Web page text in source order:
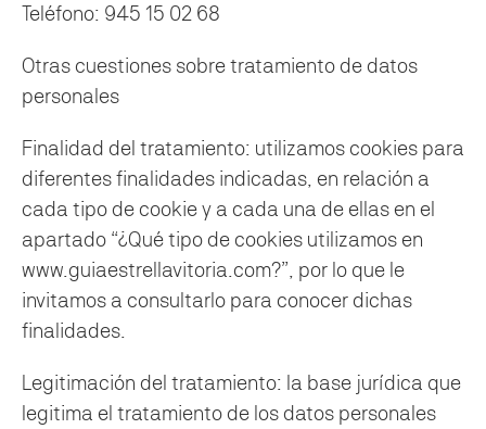
Teléfono: 945 15 02 68
Otras cuestiones sobre tratamiento de datos
personales
Finalidad del tratamiento: utilizamos cookies para
diferentes finalidades indicadas, en relación a
cada tipo de cookie y a cada una de ellas en el
apartado “¿Qué tipo de cookies utilizamos en
www.guiaestrellavitoria.com?”, por lo que le
invitamos a consultarlo para conocer dichas
finalidades.
Legitimación del tratamiento: la base jurídica que
legitima el tratamiento de los datos personales